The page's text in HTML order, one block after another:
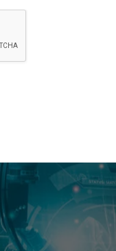
yönelik
sosyal
mesaj vb.
tarafımla
firmalarına